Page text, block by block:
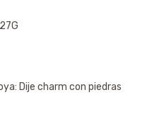
Dije charm con piedras